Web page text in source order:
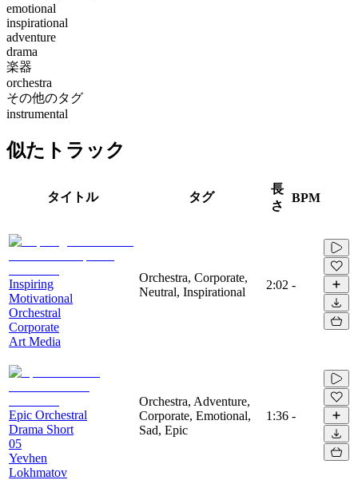
emotional
inspirational
adventure
drama
楽器
orchestra
その他のタグ
instrumental
似たトラック
タイトル タグ
長
さ
BPM
Inspiring
Motivational
Orchestral
Corporate
Art Media
Orchestra, Corporate,
Neutral, Inspirational
2:02 -
Epic Orchestral
Drama Short
05
Yevhen
Lokhmatov
Orchestra, Adventure,
Corporate, Emotional,
Sad, Epic
1:36 -